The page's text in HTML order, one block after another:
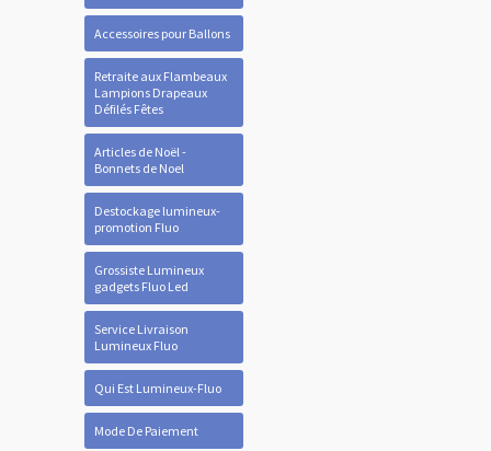
Accessoires pour Ballons
Retraite aux Flambeaux
Lampions Drapeaux
Défilés Fêtes
Articles de Noël -
Bonnets de Noel
Destockage lumineux-
promotion Fluo
Grossiste Lumineux
gadgets Fluo Led
Service Livraison
Lumineux Fluo
Qui Est Lumineux-Fluo
Mode De Paiement